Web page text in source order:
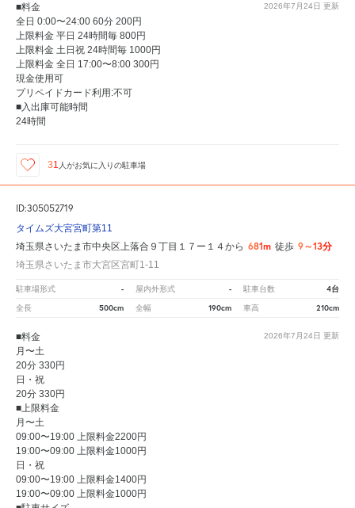
2026年7月24日 更新
■料金
全日 0:00〜24:00 60分 200円
上限料金 平日 24時間毎 800円
上限料金 土日祝 24時間毎 1000円
上限料金 全日 17:00〜8:00 300円
現金使用可
プリペイドカード利用:不可
■入出庫可能時間
24時間
31 人がお気に入りの駐車場
ID:305052719
タイムズ大宮宮町第11
埼玉県さいたま市中央区上落合９丁目１７ー１４から 681m 徒歩 9～13分
埼玉県さいたま市大宮区宮町1-11
駐車場形式 - 屋内外形式 - 駐車台数 4台
全長 500cm 全幅 190cm 車高 210cm
2026年7月24日 更新
■料金
月〜土
20分 330円
日・祝
20分 330円
■上限料金
月〜土
09:00〜19:00 上限料金2200円
19:00〜09:00 上限料金1000円
日・祝
09:00〜19:00 上限料金1400円
19:00〜09:00 上限料金1000円